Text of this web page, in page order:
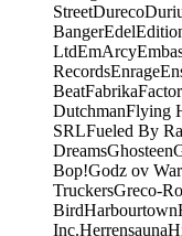
StreetDureco
BangerEdel
LtdEmArcy
RecordsEnrage
BeatFabrika
DutchmanFlying
SRLFueled By
DreamsGhosteen
Bop!Godz ov
TruckersGreco-
BirdHarbourtown
Inc.Herrensauna